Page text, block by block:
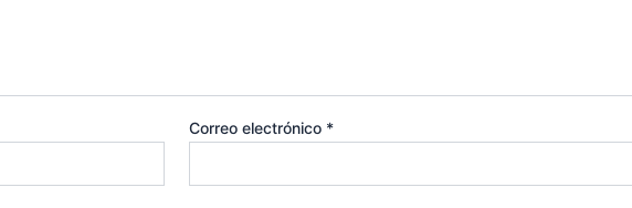
Correo electrónico *